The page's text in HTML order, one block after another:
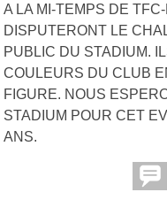
A LA MI-TEMPS DE
DISPUTERONT LE
PUBLIC DU STADIUM.
COULEURS DU CLUB
FIGURE. NOUS
STADIUM POUR CET
ANS.